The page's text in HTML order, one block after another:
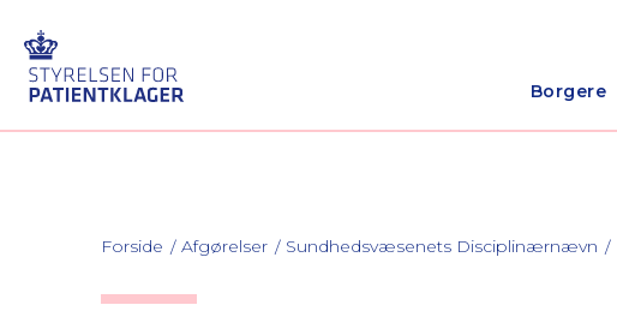
Borgere
Forside Afgørelser Sundhedsvæsenets Disciplinærnævn